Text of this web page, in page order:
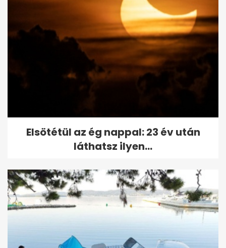
Elsötétül az ég nappal: 23 év után
láthatsz ilyen...